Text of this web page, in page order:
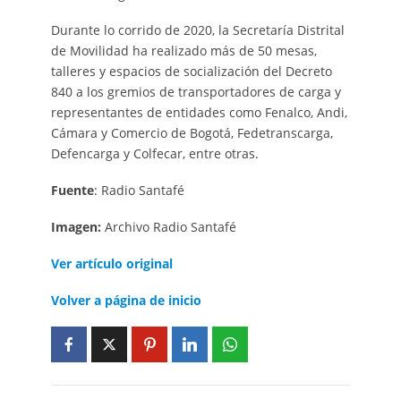
Durante lo corrido de 2020, la Secretaría Distrital
de Movilidad ha realizado más de 50 mesas,
talleres y espacios de socialización del Decreto
840 a los gremios de transportadores de carga y
representantes de entidades como Fenalco, Andi,
Cámara y Comercio de Bogotá, Fedetranscarga,
Defencarga y Colfecar, entre otras.
Fuente: Radio Santafé
Imagen: Archivo Radio Santafé
Ver artículo original
Volver a página de inicio